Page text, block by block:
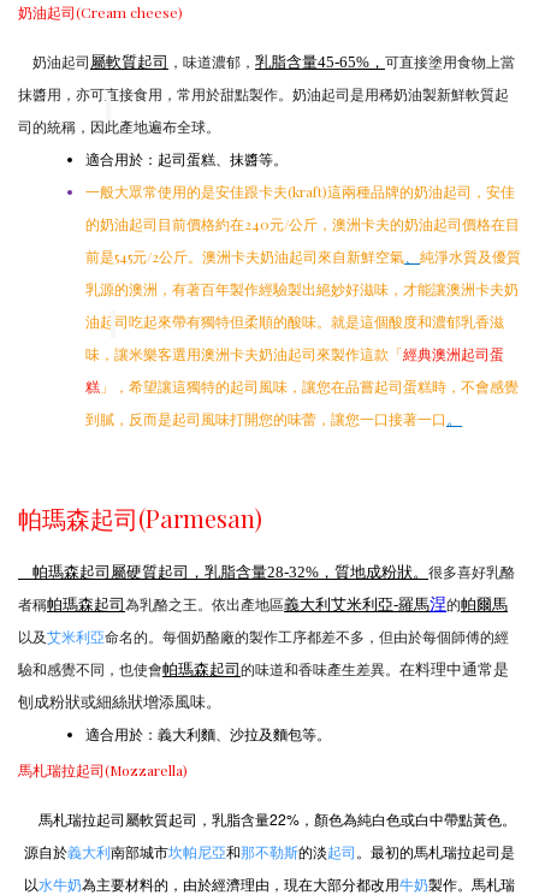
​奶油起司(Cream cheese)
奶油起司 屬軟質起司 ，味道濃郁， 乳脂含量45-65%， 可直接塗用食物上當
抹醬用，亦可直接食用，常用於甜點製作。奶油起司是用稀奶油製新鮮軟質起
司的統稱，因此產地遍布全球。
適合用於：起司蛋糕、抹醬等。
一般大眾常使用的是安佳跟卡夫(kraft)這兩種品牌的奶油起司，安佳
的奶油起司目前價格約在240元/公斤，澳洲卡夫的奶油起司價格在目
前是545元/2公斤。澳洲卡夫奶油起司來自新鮮空氣
純淨水質及優質
乳源的澳洲，有著百年製作經驗製出絕妙好滋味，才能讓澳洲卡夫奶
油起司吃起來帶有獨特但柔順的酸味。就是這個酸度和濃郁乳香滋
味，讓米樂客選用澳洲卡夫奶油起司來製作這款「經典澳洲起司蛋
糕 」，希望讓這獨特的起司風味，讓您在品嘗起司蛋糕時，不會感覺
到膩，反而是起司風味打開您的味蕾，讓您一口接著一口 。
帕瑪森起司(Parmesan)
帕瑪森起司屬硬質起司，乳脂含量28-32%，質地成粉狀。 很多喜好乳酪
者稱帕瑪森起司為乳酪之王。依出產地區義大利艾米利亞-羅馬涅的帕爾馬
以及艾米利亞命名的。每個奶酪廠的製作工序都差不多，但由於每個師傅的經
驗和感覺不同，也使會帕瑪森起司的味道和香味產生差異。 在料理中通常是
刨成粉狀或細絲狀增添風味。
適合用於：義大利麵、沙拉及麵包等。
馬札瑞拉起司(Mozzarella)
馬札瑞拉起司屬軟質起司，乳脂含量22%，顏色為純白色或白中帶點黃色。
源自於義大利南部城市坎帕尼亞和那不勒斯的淡起司 。最初的馬札瑞拉起司是
以水牛奶為主要材料的，由於經濟理由，現在大部分都改用牛奶製作。馬札瑞